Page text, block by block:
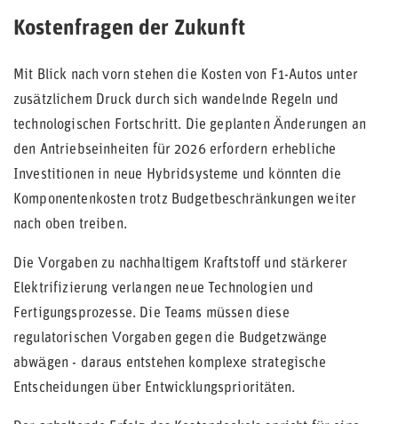
Kostenfragen der Zukunft
Mit Blick nach vorn stehen die Kosten von F1-Autos unter
zusätzlichem Druck durch sich wandelnde Regeln und
technologischen Fortschritt. Die geplanten Änderungen an
den Antriebseinheiten für 2026 erfordern erhebliche
Investitionen in neue Hybridsysteme und könnten die
Komponentenkosten trotz Budgetbeschränkungen weiter
nach oben treiben.
Die Vorgaben zu nachhaltigem Kraftstoff und stärkerer
Elektrifizierung verlangen neue Technologien und
Fertigungsprozesse. Die Teams müssen diese
regulatorischen Vorgaben gegen die Budgetzwänge
abwägen - daraus entstehen komplexe strategische
Entscheidungen über Entwicklungsprioritäten.